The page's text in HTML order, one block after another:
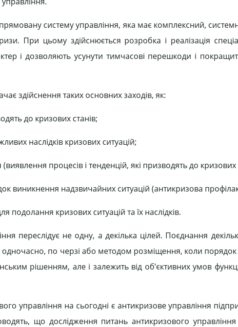
систему управління, яка має комплексний,
При цьому здійснюється розробка і реалізація
і дозволяють усунути тимчасові перешкоди і
здійснення таких основних заходів, як:
до кризових станів;
наслідків кризових ситуацій;
процесів і тенденцій, які призводять до кризових
виникнення надзвичайних ситуацій (антикризова
подолання кризових ситуацій та їх наслідків.
переслідує не одну, а декілька цілей. Поєднання
одночасно, по черзі або методом розміщення, коли порядок
рішенням, але і залежить від об’єктивних умов
управління на сьогодні є антикризове управління
що дослідження питань антикризового